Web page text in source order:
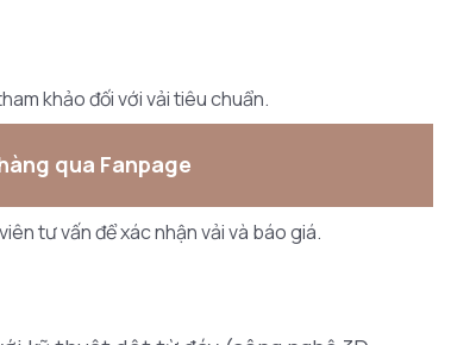
khảo đối với vải tiêu chuẩn.
qua Fanpage
tư vấn để xác nhận vải và báo giá.